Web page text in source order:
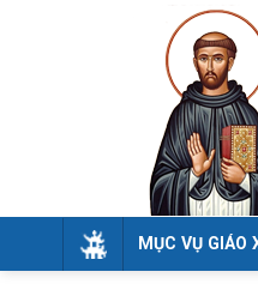
MỤC VỤ GIÁO